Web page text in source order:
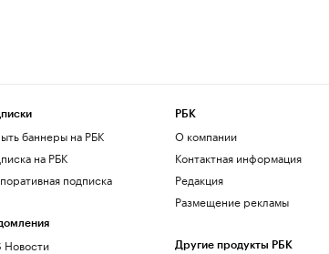
баннеры на РБК
на РБК
подписка
Новости
РБК
О компании
Контактная информация
Редакция
Размещение рекламы
Другие продукты РБК